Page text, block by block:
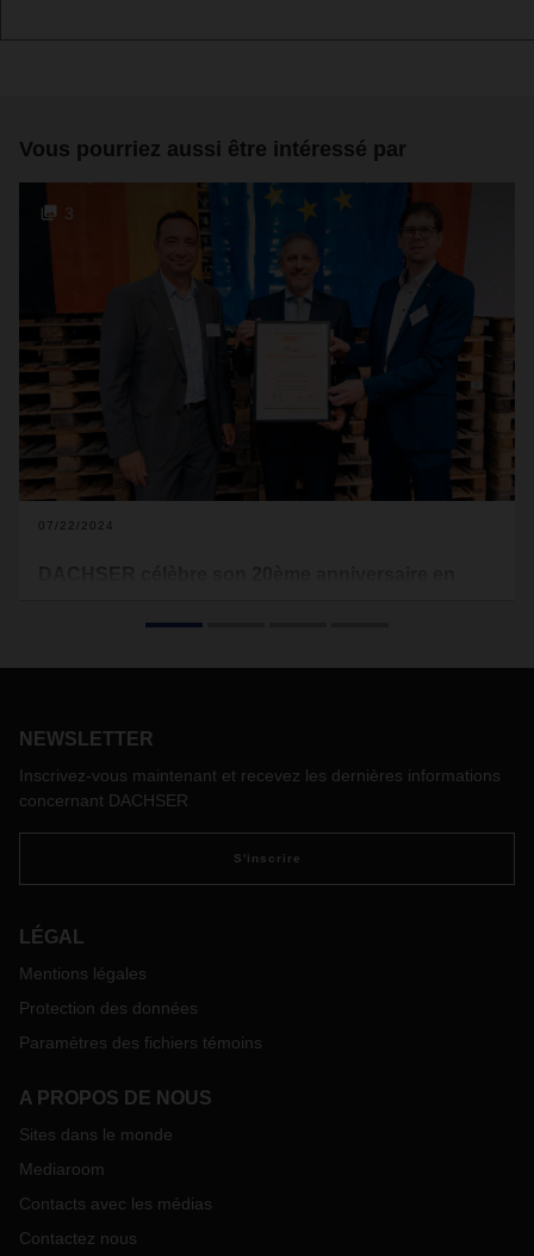
Vous pourriez aussi être intéressé par
3
07/22/2024
DACHSER a élargi son réseau international et franchi une
réseau solide composé de neuf sites, emploie près de 700
au sein du réseau du prestataire de services logistiques
NEWSLETTER
Inscrivez-vous maintenant et recevez les dernières informations
concernant DACHSER
S'inscrire
LÉGAL
Mentions légales
Protection des données
Paramètres des fichiers témoins
A PROPOS DE NOUS
Sites dans le monde
Mediaroom
Contacts avec les médias
Contactez nous